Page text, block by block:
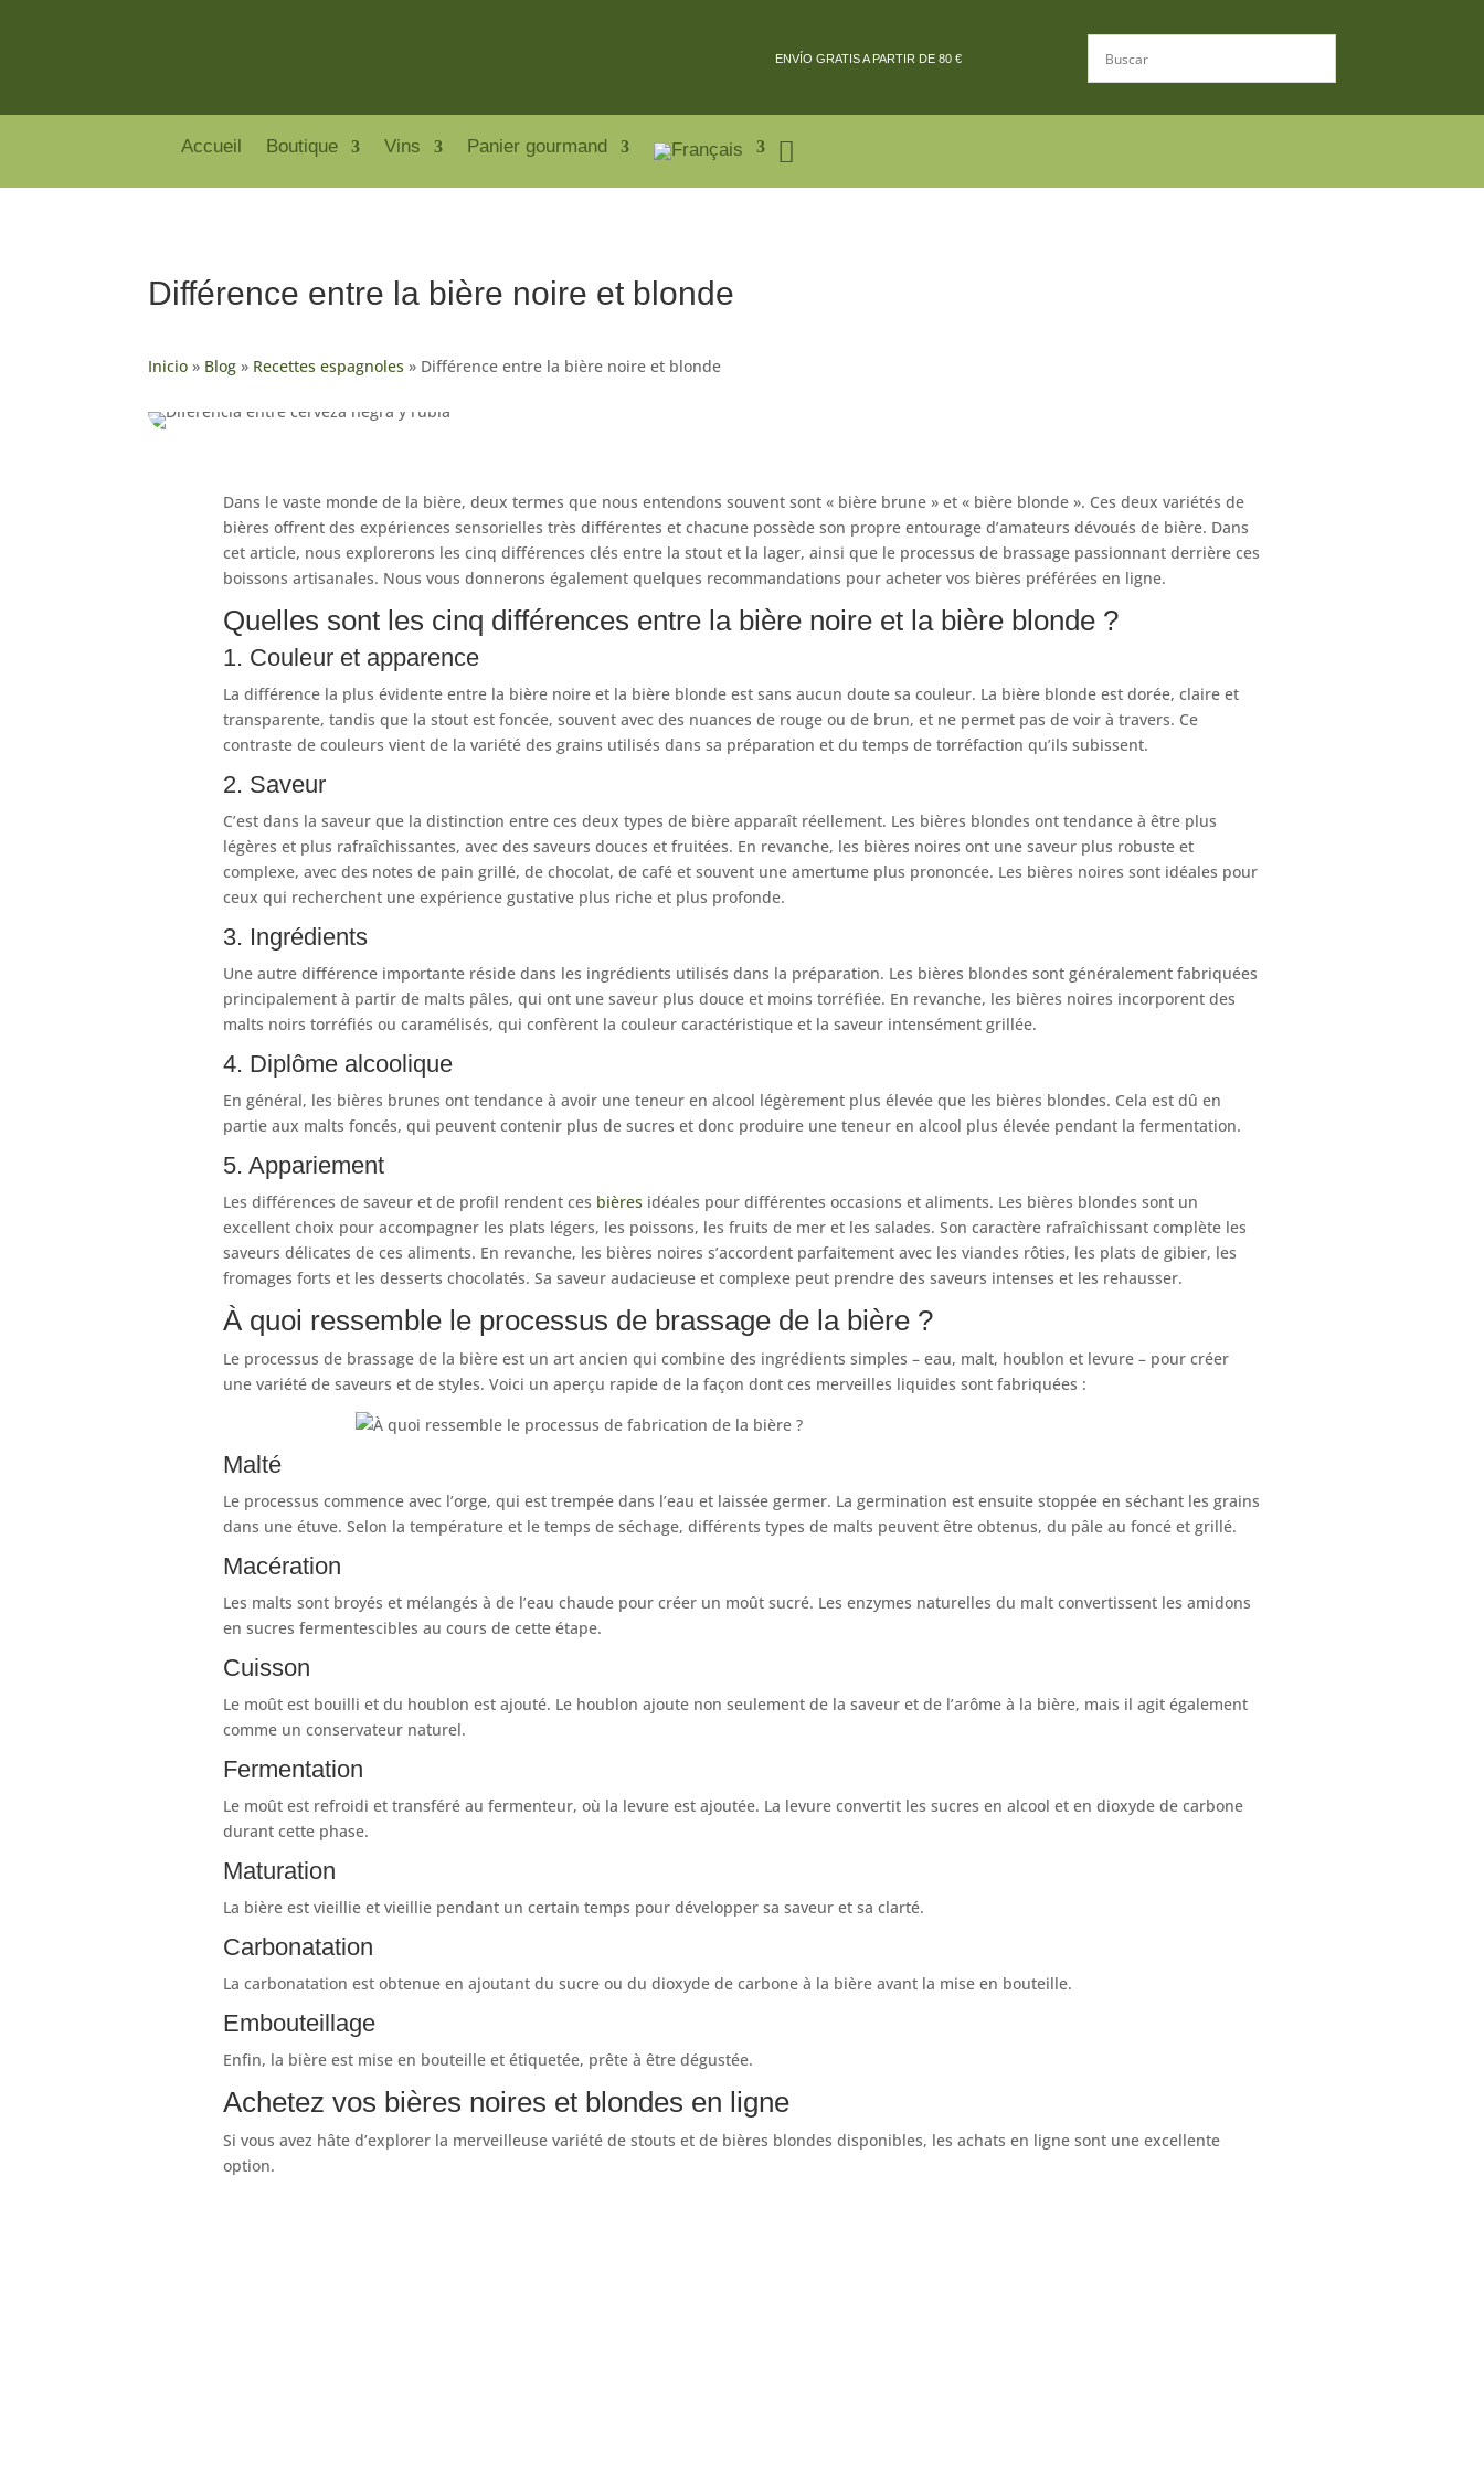
ENVÍO GRATIS A PARTIR DE 80 €
Accueil Boutique Vins Panier gourmand
Différence entre la bière noire et blonde
Inicio » Blog » Recettes espagnoles » Différence entre la bière noire et blonde
Dans le vaste monde de la bière, deux termes que nous entendons souvent sont « bière brune » et « bière blonde ». Ces deux variétés de
bières offrent des expériences sensorielles très différentes et chacune possède son propre entourage d’amateurs dévoués de bière. Dans
cet article, nous explorerons les cinq différences clés entre la stout et la lager, ainsi que le processus de brassage passionnant derrière ces
boissons artisanales. Nous vous donnerons également quelques recommandations pour acheter vos bières préférées en ligne.
Quelles sont les cinq différences entre la bière noire et la bière blonde ?
1. Couleur et apparence
La différence la plus évidente entre la bière noire et la bière blonde est sans aucun doute sa couleur. La bière blonde est dorée, claire et
transparente, tandis que la stout est foncée, souvent avec des nuances de rouge ou de brun, et ne permet pas de voir à travers. Ce
contraste de couleurs vient de la variété des grains utilisés dans sa préparation et du temps de torréfaction qu’ils subissent.
2. Saveur
C’est dans la saveur que la distinction entre ces deux types de bière apparaît réellement. Les bières blondes ont tendance à être plus
légères et plus rafraîchissantes, avec des saveurs douces et fruitées. En revanche, les bières noires ont une saveur plus robuste et
complexe, avec des notes de pain grillé, de chocolat, de café et souvent une amertume plus prononcée. Les bières noires sont idéales pour
ceux qui recherchent une expérience gustative plus riche et plus profonde.
3. Ingrédients
Une autre différence importante réside dans les ingrédients utilisés dans la préparation. Les bières blondes sont généralement fabriquées
principalement à partir de malts pâles, qui ont une saveur plus douce et moins torréfiée. En revanche, les bières noires incorporent des
malts noirs torréfiés ou caramélisés, qui confèrent la couleur caractéristique et la saveur intensément grillée.
4. Diplôme alcoolique
En général, les bières brunes ont tendance à avoir une teneur en alcool légèrement plus élevée que les bières blondes. Cela est dû en
partie aux malts foncés, qui peuvent contenir plus de sucres et donc produire une teneur en alcool plus élevée pendant la fermentation.
5. Appariement
Les différences de saveur et de profil rendent ces bières idéales pour différentes occasions et aliments. Les bières blondes sont un
excellent choix pour accompagner les plats légers, les poissons, les fruits de mer et les salades. Son caractère rafraîchissant complète les
saveurs délicates de ces aliments. En revanche, les bières noires s’accordent parfaitement avec les viandes rôties, les plats de gibier, les
fromages forts et les desserts chocolatés. Sa saveur audacieuse et complexe peut prendre des saveurs intenses et les rehausser.
À quoi ressemble le processus de brassage de la bière ?
Le processus de brassage de la bière est un art ancien qui combine des ingrédients simples – eau, malt, houblon et levure – pour créer
une variété de saveurs et de styles. Voici un aperçu rapide de la façon dont ces merveilles liquides sont fabriquées :
Malté
Le processus commence avec l’orge, qui est trempée dans l’eau et laissée germer. La germination est ensuite stoppée en séchant les grains
dans une étuve. Selon la température et le temps de séchage, différents types de malts peuvent être obtenus, du pâle au foncé et grillé.
Macération
Les malts sont broyés et mélangés à de l’eau chaude pour créer un moût sucré. Les enzymes naturelles du malt convertissent les amidons
en sucres fermentescibles au cours de cette étape.
Cuisson
Le moût est bouilli et du houblon est ajouté. Le houblon ajoute non seulement de la saveur et de l’arôme à la bière, mais il agit également
comme un conservateur naturel.
Fermentation
Le moût est refroidi et transféré au fermenteur, où la levure est ajoutée. La levure convertit les sucres en alcool et en dioxyde de carbone
durant cette phase.
Maturation
La bière est vieillie et vieillie pendant un certain temps pour développer sa saveur et sa clarté.
Carbonatation
La carbonatation est obtenue en ajoutant du sucre ou du dioxyde de carbone à la bière avant la mise en bouteille.
Embouteillage
Enfin, la bière est mise en bouteille et étiquetée, prête à être dégustée.
Achetez vos bières noires et blondes en ligne
Si vous avez hâte d’explorer la merveilleuse variété de stouts et de bières blondes disponibles, les achats en ligne sont une excellente
option.